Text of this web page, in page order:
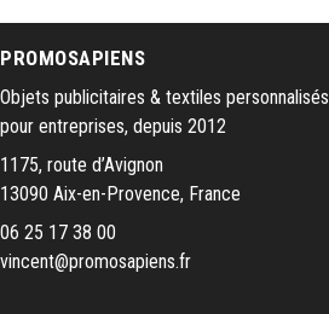
PROMOSAPIENS
Objets publicitaires & textiles personnalisés
pour entreprises, depuis 2012
1175, route d’Avignon
13090 Aix-en-Provence, France
06 25 17 38 00
vincent@promosapiens.fr